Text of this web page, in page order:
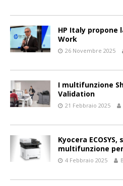
HP Italy propone
Work
26 Novembre 2025
I multifunzione
Validation
21 Febbraio 2025
Kyocera
multifunzione
4 Febbraio 2025